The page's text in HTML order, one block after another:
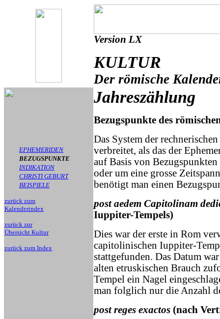
Version LX
KULTUR
Der römische
EPHEMERIDEN
BEZUGSPUNKTE
INDIKATION
CHRISTI GEBURT
BEISPIELE
zurück zum
Kalenderindex
zurück zur
Übersicht Kultur
zurück zum Index
Jahreszählung
Bezugspunkte des
Das System der
verbreitet, als das der
auf Basis von
oder um eine grosse
benötigt man einen
post aedem Capitolinam
Iuppiter-Tempels)
Dies war der erste in Rom
capitolinischen Iuppiter-
stattgefunden. Das Datum
alten etruskischen Brauch
Tempel ein Nagel
man folglich nur die Anzahl
post reges exactos (nach